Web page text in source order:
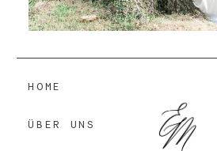
HOME
ÜBER UNS
KONTAKT